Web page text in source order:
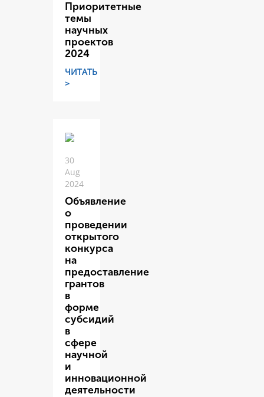
Приоритетные
темы
научных
проектов
2024
ЧИТАТЬ
>
30
Aug
2024
Объявление
о
проведении
открытого
конкурса
на
предоставление
грантов
в
форме
субсидий
в
сфере
научной
и
инновационной
деятельности